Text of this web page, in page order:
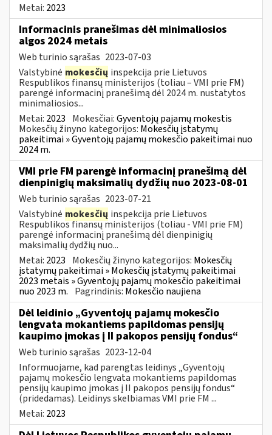
Metai: 2023
Informacinis pranešimas dėl minimaliosios
algos 2024 metais
Web turinio sąrašas 2023-07-03
Valstybinė mokesčių inspekcija prie Lietuvos
Respublikos finansų ministerijos (toliau – VMI prie FM)
parengė informacinį pranešimą dėl 2024 m. nustatytos
minimaliosios...
Metai: 2023 Mokesčiai:Gyventojų pajamų mokestis
Mokesčių žinyno kategorijos: Mokesčių įstatymų
pakeitimai » Gyventojų pajamų mokesčio pakeitimai nuo
2024 m.
VMI prie FM parengė informacinį pranešimą dėl
dienpinigių maksimalių dydžių nuo 2023-08-01
Web turinio sąrašas 2023-07-21
Valstybinė mokesčių inspekcija prie Lietuvos
Respublikos finansų ministerijos (toliau - VMI prie FM)
parengė informacinį pranešimą dėl dienpinigių
maksimalių dydžių nuo...
Metai: 2023 Mokesčių žinyno kategorijos: Mokesčių
įstatymų pakeitimai » Mokesčių įstatymų pakeitimai
2023 metais » Gyventojų pajamų mokesčio pakeitimai
nuo 2023 m. Pagrindinis: Mokesčio naujiena
Dėl leidinio „Gyventojų pajamų mokesčio
lengvata mokantiems papildomas pensijų
kaupimo įmokas į II pakopos pensijų fondus“
Web turinio sąrašas 2023-12-04
Informuojame, kad parengtas leidinys „Gyventojų
pajamų mokesčio lengvata mokantiems papildomas
pensijų kaupimo įmokas į II pakopos pensijų fondus“
(pridedamas). Leidinys skelbiamas VMI prie FM ...
Metai: 2023